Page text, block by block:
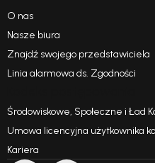
O nas
Nasze biura
Znajdź swojego przedstawiciela
Linia alarmowa ds. Zgodności
Środowiskowe, Społeczne i Ład
Umowa licencyjna użytkownika
Kariera